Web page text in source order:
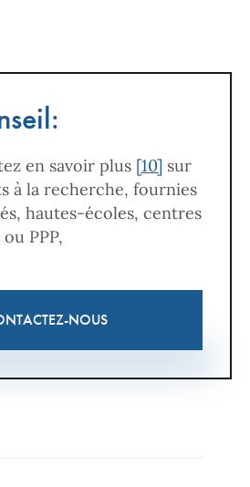
en savoir plus [10] sur
à la recherche, fournies
hautes-écoles, centres
PPP,
NOUS